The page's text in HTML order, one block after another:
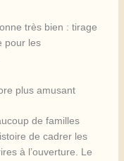
très bien : tirage
pour les
plus amusant
de familles
de cadrer les
à l’ouverture. Le